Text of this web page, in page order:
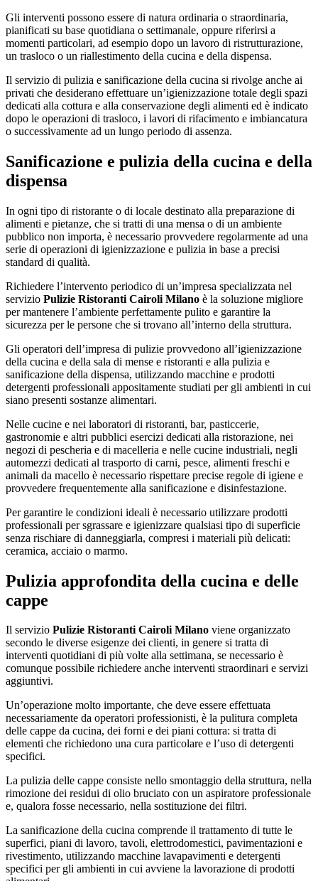
Gli interventi possono essere di natura ordinaria o straordinaria,
pianificati su base quotidiana o settimanale, oppure riferirsi a
momenti particolari, ad esempio dopo un lavoro di ristrutturazione,
un trasloco o un riallestimento della cucina e della dispensa.
Il servizio di pulizia e sanificazione della cucina si rivolge anche ai
privati che desiderano effettuare un’igienizzazione totale degli spazi
dedicati alla cottura e alla conservazione degli alimenti ed è indicato
dopo le operazioni di trasloco, i lavori di rifacimento e imbiancatura
o successivamente ad un lungo periodo di assenza.
Sanificazione e pulizia della cucina e della
dispensa
In ogni tipo di ristorante o di locale destinato alla preparazione di
alimenti e pietanze, che si tratti di una mensa o di un ambiente
pubblico non importa, è necessario provvedere regolarmente ad una
serie di operazioni di igienizzazione e pulizia in base a precisi
standard di qualità.
Richiedere l’intervento periodico di un’impresa specializzata nel
servizio Pulizie Ristoranti Cairoli Milano è la soluzione migliore
per mantenere l’ambiente perfettamente pulito e garantire la
sicurezza per le persone che si trovano all’interno della struttura.
Gli operatori dell’impresa di pulizie provvedono all’igienizzazione
della cucina e della sala di mense e ristoranti e alla pulizia e
sanificazione della dispensa, utilizzando macchine e prodotti
detergenti professionali appositamente studiati per gli ambienti in cui
siano presenti sostanze alimentari.
Nelle cucine e nei laboratori di ristoranti, bar, pasticcerie,
gastronomie e altri pubblici esercizi dedicati alla ristorazione, nei
negozi di pescheria e di macelleria e nelle cucine industriali, negli
automezzi dedicati al trasporto di carni, pesce, alimenti freschi e
animali da macello è necessario rispettare precise regole di igiene e
provvedere frequentemente alla sanificazione e disinfestazione.
Per garantire le condizioni ideali è necessario utilizzare prodotti
professionali per sgrassare e igienizzare qualsiasi tipo di superficie
senza rischiare di danneggiarla, compresi i materiali più delicati:
ceramica, acciaio o marmo.
Pulizia approfondita della cucina e delle
cappe
Il servizio Pulizie Ristoranti Cairoli Milano viene organizzato
secondo le diverse esigenze dei clienti, in genere si tratta di
interventi quotidiani di più volte alla settimana, se necessario è
comunque possibile richiedere anche interventi straordinari e servizi
aggiuntivi.
Un’operazione molto importante, che deve essere effettuata
necessariamente da operatori professionisti, è la pulitura completa
delle cappe da cucina, dei forni e dei piani cottura: si tratta di
elementi che richiedono una cura particolare e l’uso di detergenti
specifici.
La pulizia delle cappe consiste nello smontaggio della struttura, nella
rimozione dei residui di olio bruciato con un aspiratore professionale
e, qualora fosse necessario, nella sostituzione dei filtri.
La sanificazione della cucina comprende il trattamento di tutte le
superfici, piani di lavoro, tavoli, elettrodomestici, pavimentazioni e
rivestimento, utilizzando macchine lavapavimenti e detergenti
specifici per gli ambienti in cui avviene la lavorazione di prodotti